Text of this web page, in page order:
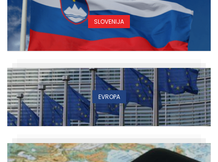
SLOVENIJA
EVROPA